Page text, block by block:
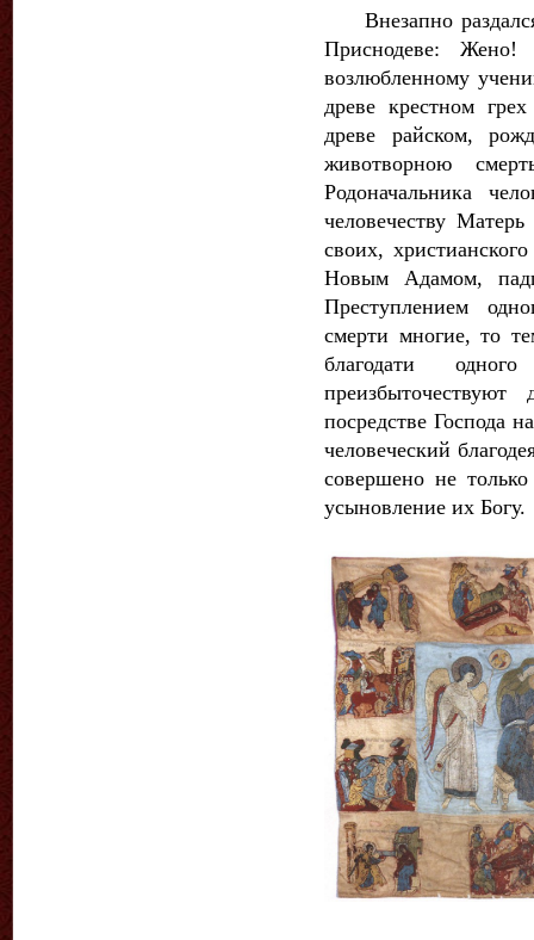
Внезапно раздался
Приснодеве:
возлюбленному
древе крестном
древе райском,
животворною
Родоначальника
человечеству
своих,
Новым Адамом,
Преступлением
смерти многие, то
благодати
посредстве Господа
человеческий
совершено не
усыновление их Богу.